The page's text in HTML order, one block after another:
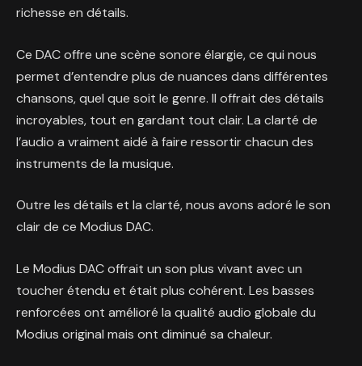
richesse en détails.
Ce DAC offre une scène sonore élargie, ce qui nous
permet d’entendre plus de nuances dans différentes
chansons, quel que soit le genre. Il offrait des détails
incroyables, tout en gardant tout clair. La clarté de
l’audio a vraiment aidé à faire ressortir chacun des
instruments de la musique.
Outre les détails et la clarté, nous avons adoré le son
clair de ce Modius DAC.
Le Modius DAC offrait un son plus vivant avec un
toucher étendu et était plus cohérent. Les basses
renforcées ont amélioré la qualité audio globale du
Modius original mais ont diminué sa chaleur.